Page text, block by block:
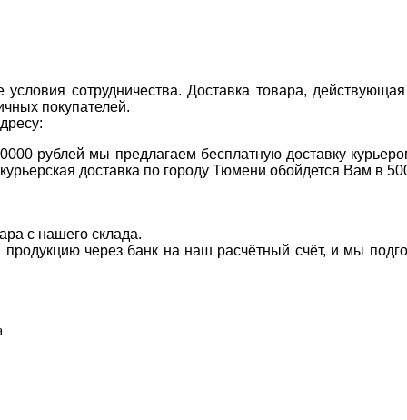
сотрудничества. Доставка товара,
покупателей.
рублей мы предлагаем бесплатную доставку
доставка по городу Тюмени обойдется Вам в
с нашего склада.
продукцию через банк на наш расчётный счёт, и мы